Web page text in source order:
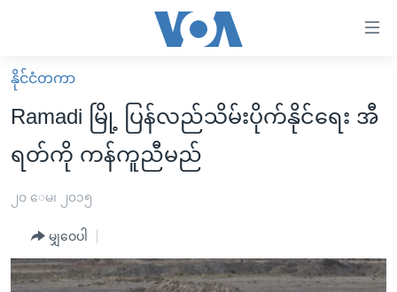
လွယ်ကူ
စေ
သည့်
Link
များ
အကြောင်းအရာ
သို့
မူလစာမျက်နှာ
မြန်မာ
ကမ္ဘာ့သတင်းများ
အစ္စရေး-ပါလက်စတိုင်း
ရပ်ဝန်းတခု လမ်းတခု အလွန်
အင်္ဂလိပ်စာလေ့လာမယ်
နိုင်ငံတကာ
Ramadi မြို့ ပြန်လည်သိမ်းပိုက်နိုင်ရေး အီ
ရတ်ကို ကန်ကူညီမည်
၂၀ ေမ၊ ၂၀၁၅
မျှဝေပါ